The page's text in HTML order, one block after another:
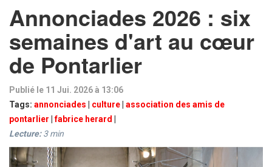
Annonciades 2026 : six
semaines d'art au cœur
de Pontarlier
Publié le 11 Jui. 2026 à 13:06
Tags: annonciades culture association des amis de
pontarlier |fabrice herard
Lecture: 3min